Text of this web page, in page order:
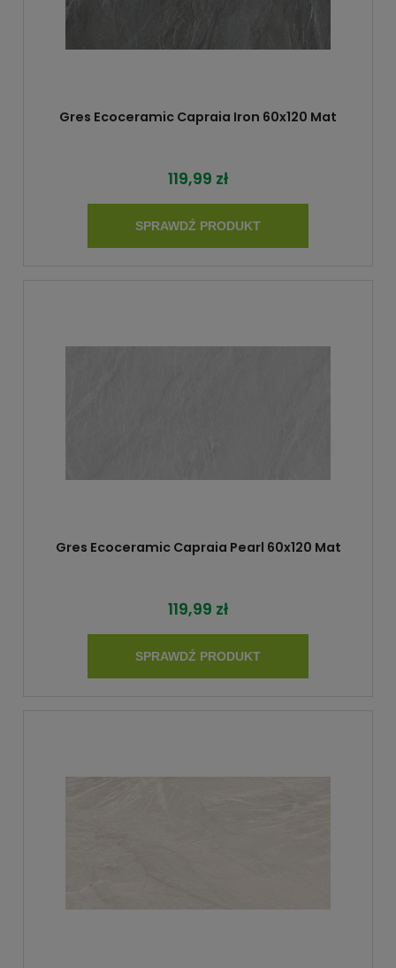
Gres Ecoceramic Capraia Iron 60x120 Mat
119,99 zł
SPRAWDŹ PRODUKT
Gres Ecoceramic Capraia Pearl 60x120 Mat
119,99 zł
SPRAWDŹ PRODUKT